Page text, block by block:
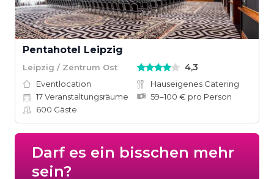
Pentahotel Leipzig
Leipzig / Zentrum Ost 4,3
Eventlocation
Hauseigenes Catering
17Veranstaltungsräume
59–100 € pro Person
600 Gäste
Darf es ein bisschen mehr
sein?